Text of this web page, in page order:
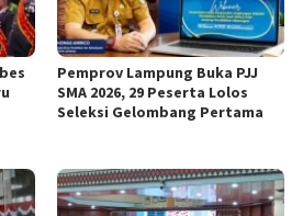
Pemprov Lampung Buka PJJ
SMA 2026, 29 Peserta Lolos
Seleksi Gelombang Pertama